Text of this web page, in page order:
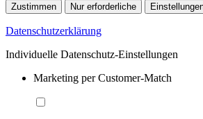
Zustimmen Nur erforderliche
Datenschutzerklärung
Individuelle Datenschutz-Einstellungen
Marketing per Customer-Match